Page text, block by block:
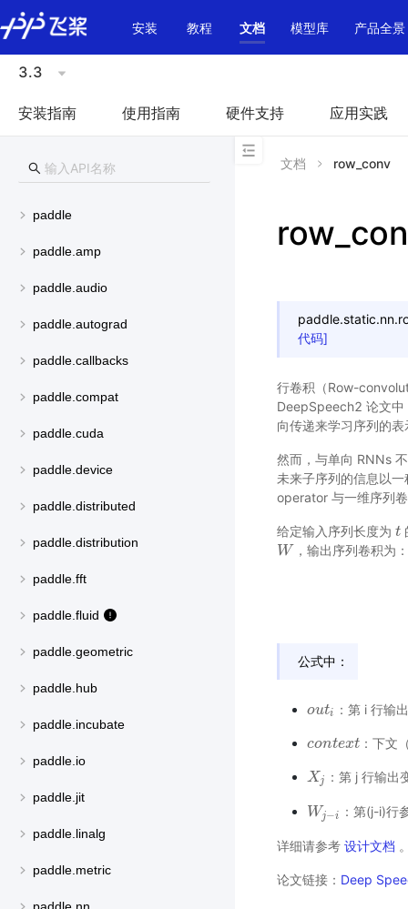
\u200E
安装
教程 文档 模型库 产品全景
3.3
安装指南 使用指南 硬件支持 应用实践
paddle
paddle.amp
paddle.audio
paddle.autograd
paddle.callbacks
paddle.compat
paddle.cuda
paddle.device
paddle.distributed
paddle.distribution
paddle.fft
paddle.fluid
paddle.geometric
paddle.hub
paddle.incubate
paddle.io
paddle.jit
paddle.linalg
paddle.metric
文档 row_conv
paddle.static.nn.
代码]
行卷积（Row-
DeepSpeech2 论文中
向传递来学习序列的表
然而，与单向 RNNs
未来子序列的信息以
operator 与一维序列
给定输入序列长度为 t
t
W
W ，输出序列卷积为
公式中：
outi
outi ：第 i 行输
context
context ：下文
Xj
Xj ：第 j 行输
Wj−i
Wj−i ：第(j-i)行
详细请参考 设计文档
论文链接： Deep